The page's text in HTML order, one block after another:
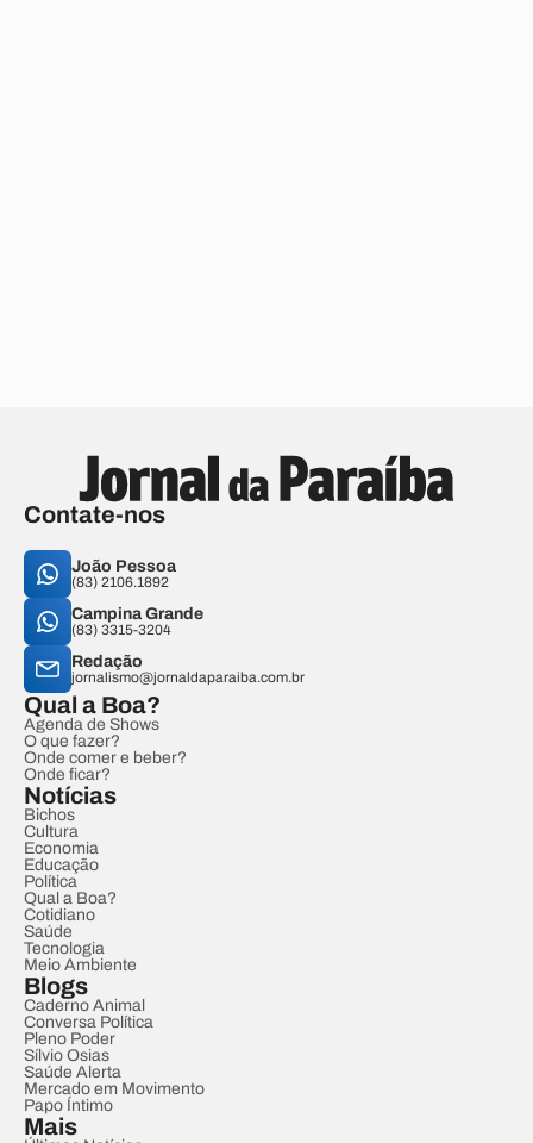
Contate-nos
João Pessoa
(83) 2106.1892
Campina Grande
(83) 3315-3204
Redação
jornalismo@jornaldaparaiba.com.br
Qual a Boa?
Agenda de Shows
O que fazer?
Onde comer e beber?
Onde ficar?
Notícias
Bichos
Cultura
Economia
Educação
Política
Qual a Boa?
Cotidiano
Saúde
Tecnologia
Meio Ambiente
Blogs
Caderno Animal
Conversa Política
Pleno Poder
Sílvio Osias
Saúde Alerta
Mercado em Movimento
Papo Íntimo
Mais